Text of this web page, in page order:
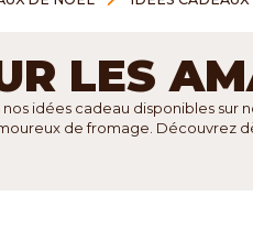
LES
idées cadeau disponibles
de fromage. Découvrez